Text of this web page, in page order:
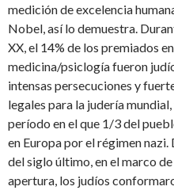
medición de excelencia
Nobel, así lo demuestra.
XX, el 14% de los premiados
medicina/psiclogía fueron
intensas persecuciones y
legales para la judería
período en el que 1/3 del
en Europa por el régimen
del siglo último, en el marco
apertura, los judíos